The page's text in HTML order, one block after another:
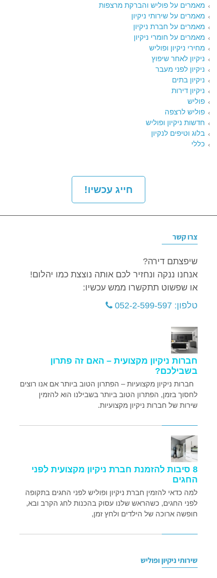
מאמרים על פוליש והברקת מרצפות
מאמרים על שירותי ניקיון
מאמרים על חברת ניקיון
מאמרים על חומרי ניקיון
מחירי ניקיון ופוליש
ניקיון לאחר שיפוץ
ניקיון לפני מעבר
ניקיון בתים
ניקיון דירות
פוליש
פוליש לרצפה
חדשות ניקיון ופוליש
בלוג וטיפים לנקיון
כללי
חייג עכשיו!
צרו קשר
שיפצתם דירה?
אנחנו ננקה ונחזיר לכם אותה נוצצת כמו יהלום!
או שפשוט תתקשרו ממש עכשיו:
טלפון: 052-2-599-597
חברות ניקיון מקצועית – האם זה פתרון
בשבילכם?
חברות ניקיון מקצועיות – הפתרון הטוב ביותר אם אנו רוצים
לחסוך בזמן, הפתרון הטוב ביותר בשבילנו הוא להזמין
שירות של חברות ניקיון מקצועיות.
8 סיבות להזמנת חברת ניקיון מקצועית לפני
החגים
למה כדאי להזמין חברת ניקיון ופוליש לפני החגים בתקופה
לפני החגים, כשהראש שלנו עסוק בהכנות לחג הקרב ובא,
חופשה ארוכה של הילדים ולחץ זמן,
שירותי ניקיון ופוליש